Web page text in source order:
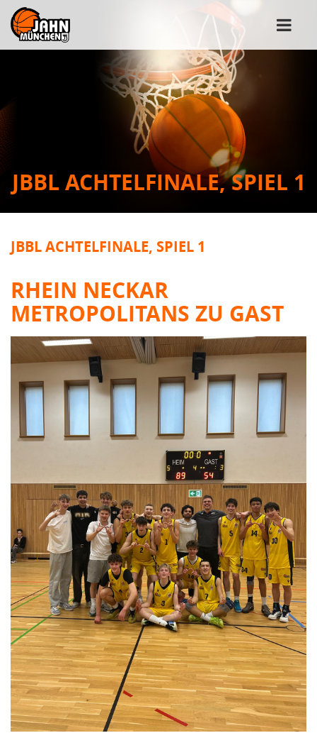
JBBL ACHTELFINALE, SPIEL 1
JBBL ACHTELFINALE, SPIEL 1
RHEIN NECKAR
METROPOLITANS ZU GAST